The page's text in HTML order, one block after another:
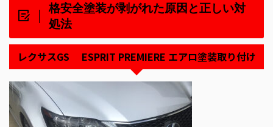
格安全塗装が剥がれた原因と正しい対
処法
レクサスGS ESPRIT PREMIERE エアロ塗装取り付け